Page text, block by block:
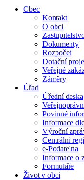
Obec
Kontakt
O obci
Dokumenty
Rozpočet
Dotační
Veřejné
Záměry
Úřad
Úřední deska
Povinné
Informace
Výroční
Centrální
e-Podatelna
Informace o
Formuláře
Život v obci